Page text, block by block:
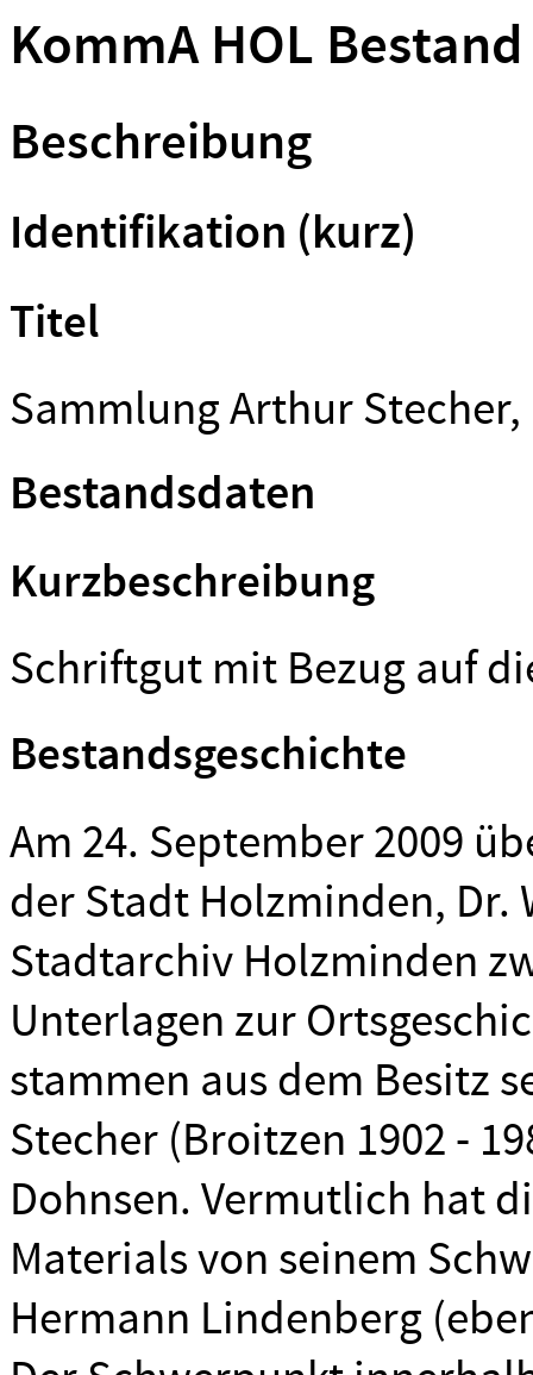
KommA HOL
Beschreibung
Identifikation (kurz)
Titel
Sammlung Arthur Stecher,
Bestandsdaten
Kurzbeschreibung
Schriftgut mit Bezug auf
Bestandsgeschichte
Am 24. September 2009
der Stadt Holzminden, Dr.
Stadtarchiv Holzminden
Unterlagen zur
stammen aus dem Besitz
Stecher (Broitzen 1902 -
Dohnsen. Vermutlich hat
Materials von seinem
Hermann Lindenberg